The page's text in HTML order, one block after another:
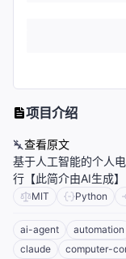
项目介绍
查看原文
基于人工智能的个人
行【此简介由AI生成】
MIT Python
ai-agent automation
claude
computer-